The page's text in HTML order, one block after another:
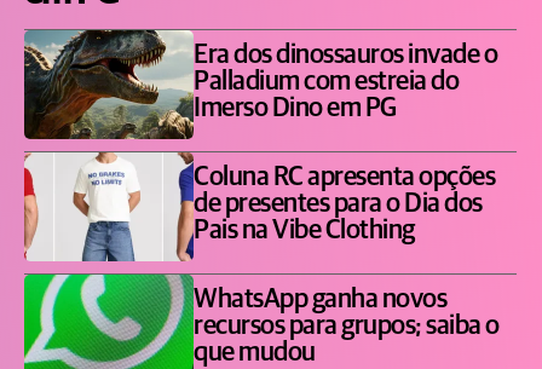
Era dos dinossauros invade o
Palladium com estreia do
Imerso Dino em PG
Coluna RC apresenta opções
de presentes para o Dia dos
Pais na Vibe Clothing
WhatsApp ganha novos
recursos para grupos; saiba o
que mudou